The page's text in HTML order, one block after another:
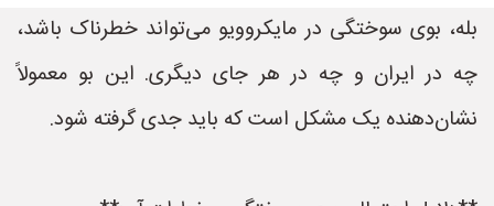
بله، بوی سوختگی در مایکروویو می‌تواند خطرناک باشد،
چه در ایران و چه در هر جای دیگری. این بو معمولاً
نشان‌دهنده یک مشکل است که باید جدی گرفته شود.